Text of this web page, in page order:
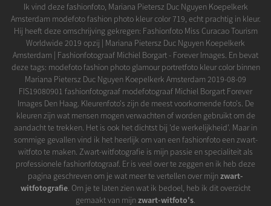
Ik vind deze fashionfoto, Mariana Pietersz Duc Nguyen Koepelkerk
Amsterdam modefoto fashion photo kleur color 719, echt prachtig in kleur.
Hij heeft deze omschrijving gekregen: Fashionfoto Miss Curacao Tourism
Worldwide 2019 opzij | Mariana Pietersz Duc Nguyen Koepelkerk
Amsterdam | Fashionfotograaf Michiel Borgart - Forever Images. En bevat
deze tags: modefoto fashion photo glamour portretfoto kleur color binnen
Mariana Pietersz Duc Nguyen Koepelkerk Amsterdam 2019-08-09
FIS19080901 fashionfotograaf modefotograaf Michiel Borgart Forever
Images Den Haag. Kleurenfoto's zijn de meest voorkomende foto's. De
kleuren zijn wat mensen mogen verwachten of worden gebruikt om de
aandacht te trekken. Het is ook het dichtst bij 'de werkelijkheid'. Maar in
sommige gevallen vind ik het heerlijk om van een fashionfoto een zwart-
witfoto te maken. Zwart-witfotografie is mijn passie en specialiteit als
professionele fashionfotograaf. Er is veel over te zeggen en ik heb deze
pagina geschreven om je wat meer te vertellen over mijnzwart-
witfotografie. Om je te laten zien wat ik bedoel, heb ik dit overzicht
gemaakt van mijnzwart-witfoto's.